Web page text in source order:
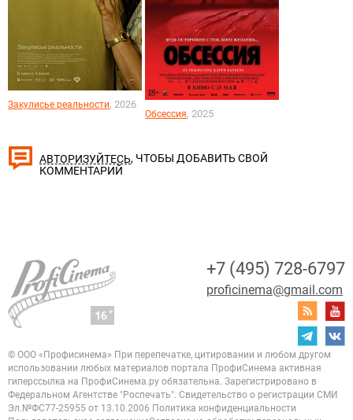
Закулисье реальности, 2026
Обсессия, 2025
АВТОРИЗУЙТЕСЬ, ЧТОБЫ ДОБАВИТЬ СВОЙ
КОММЕНТАРИЙ
+7 (495) 728-6797
proficinema@gmail.com
© ООО «Профисинема» При перепечатке, цитировании и любом другом
использовании любых материалов портала ПрофиСинема активная
гиперссылка на ПрофиСинема.ру обязательна. Зарегистрировано в
Федеральном Агентстве "Роспечать". Свидетельство о регистрации СМИ
Эл.№ФС77-25955 от 13.10.2006 Политика конфиденциальности